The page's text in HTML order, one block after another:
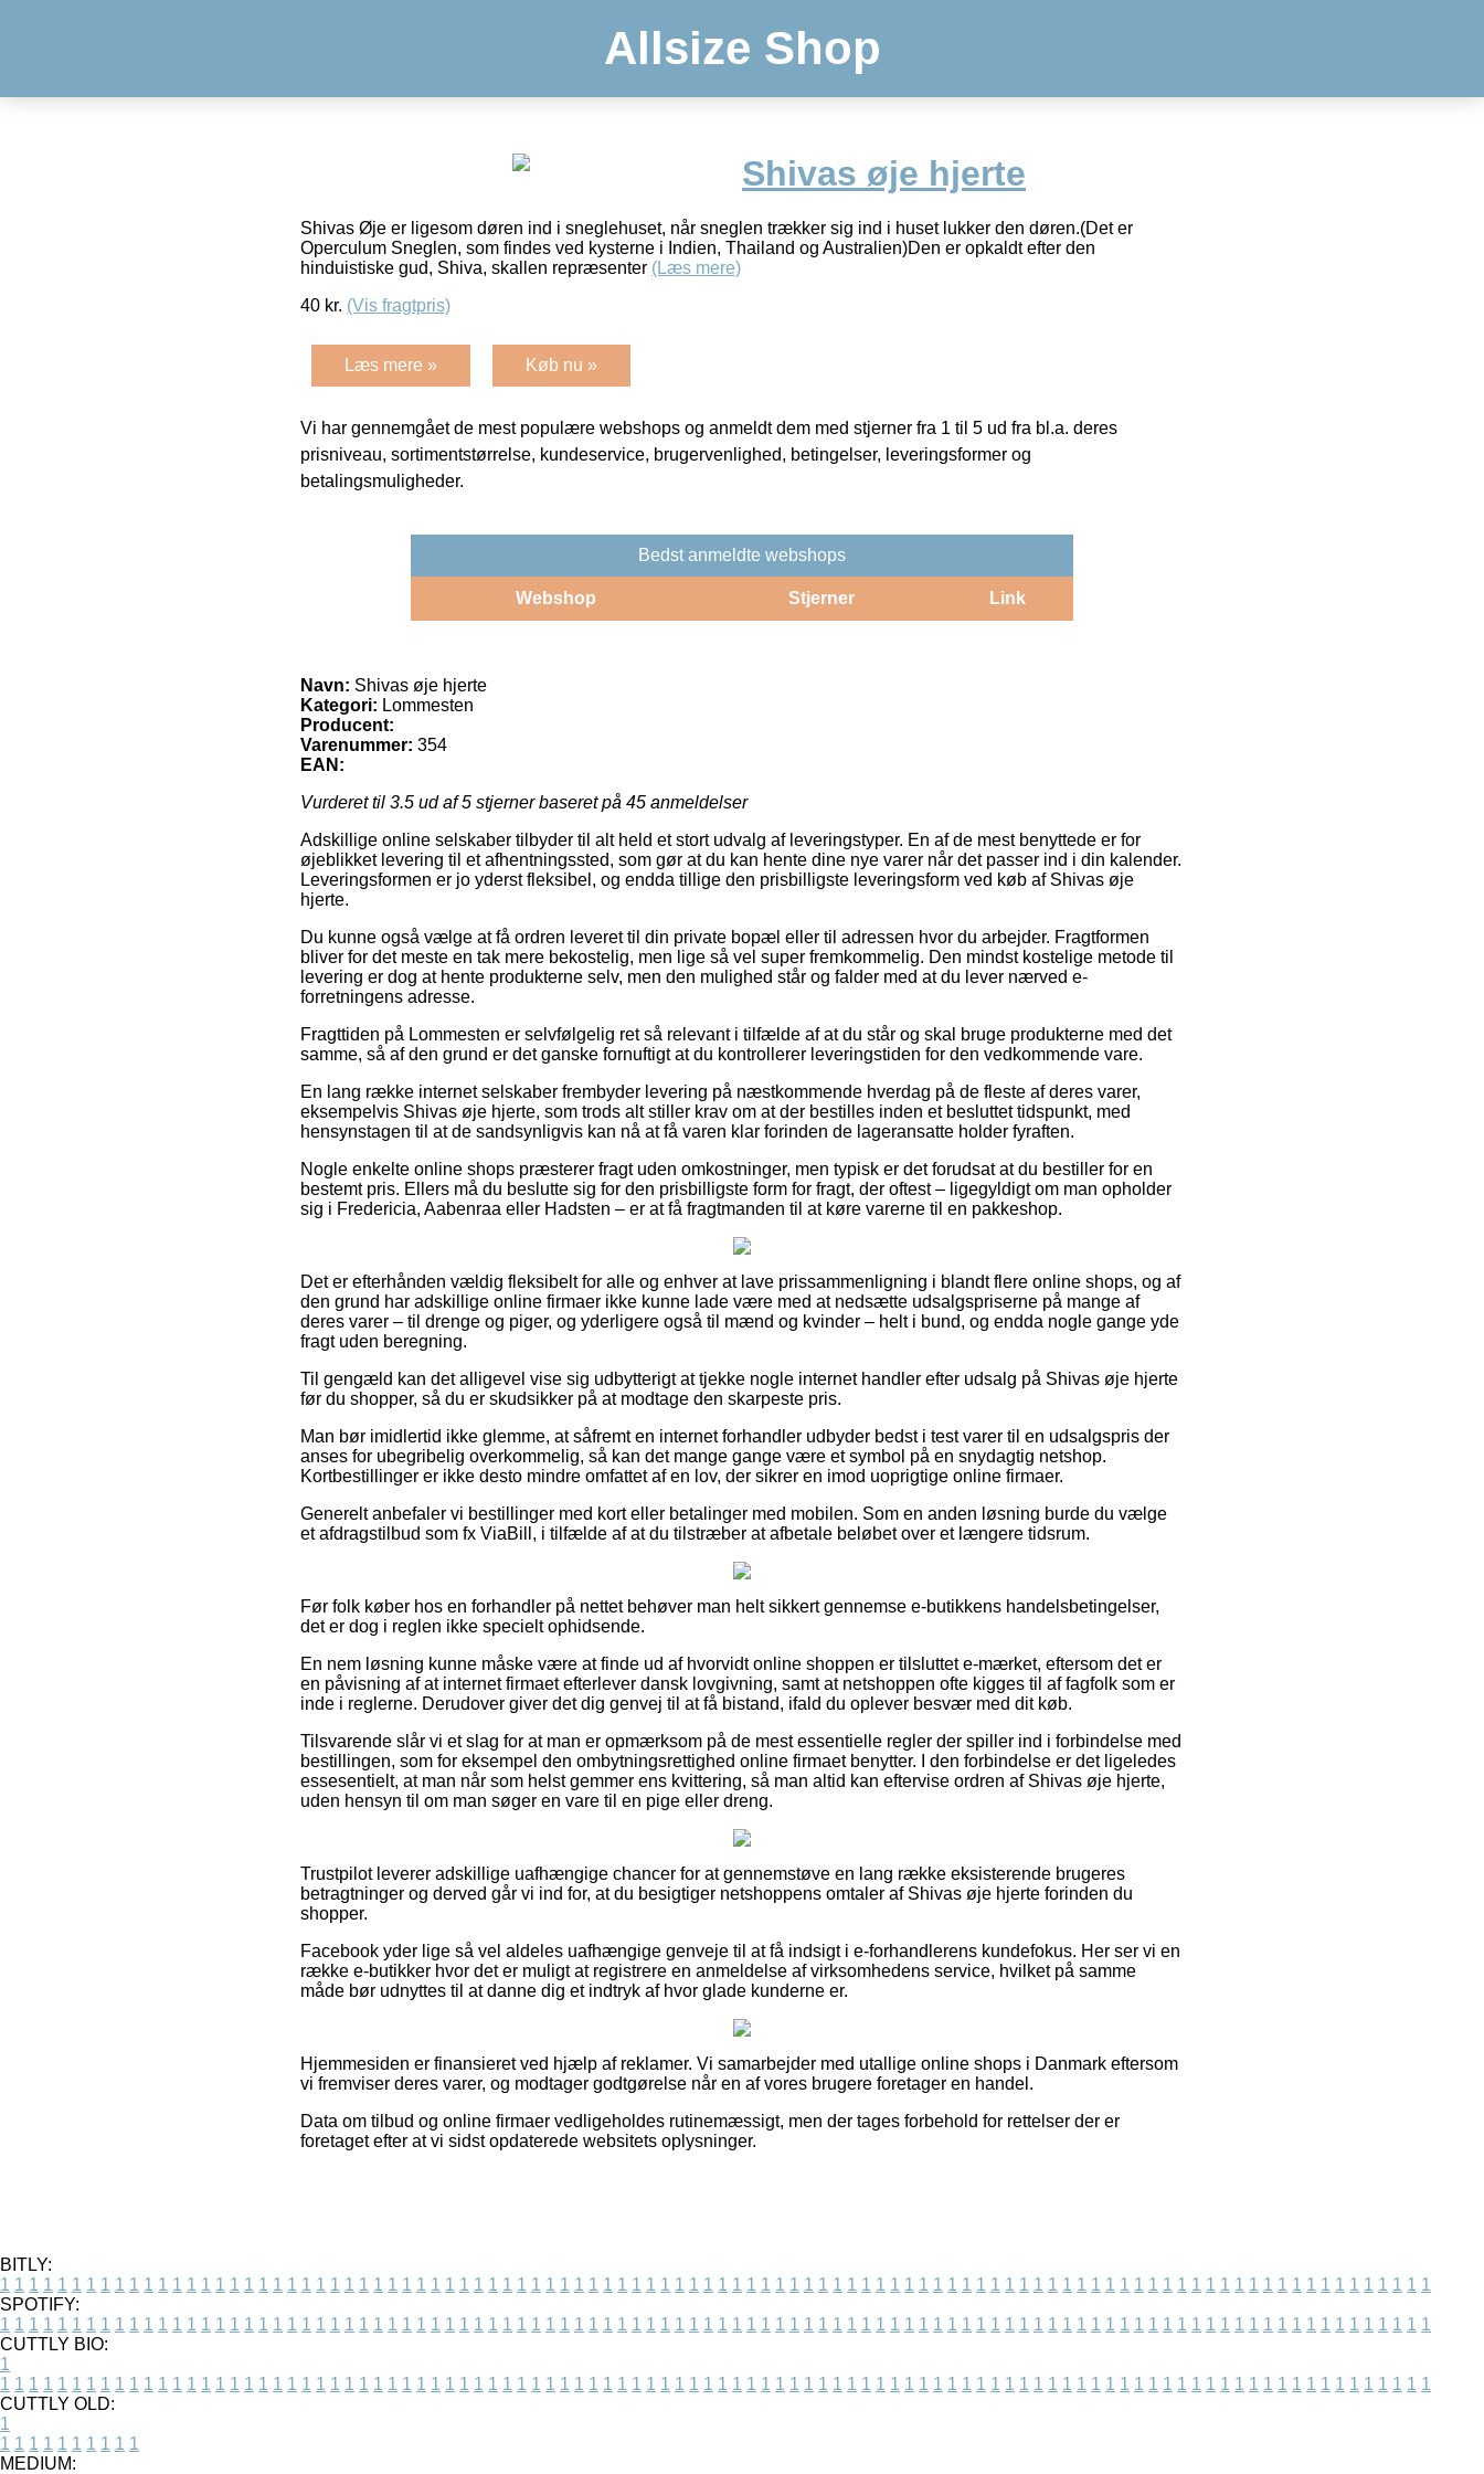
Allsize Shop
Shivas øje hjerte
Shivas Øje er ligesom døren ind i sneglehuset, når sneglen trækker sig ind i huset lukker den døren.(Det er
Operculum Sneglen, som findes ved kysterne i Indien, Thailand og Australien)Den er opkaldt efter den
hinduistiske gud, Shiva, skallen repræsenter (Læs mere)
40 kr. (Vis fragtpris)
Læs mere » Køb nu »
Vi har gennemgået de mest populære webshops og anmeldt dem med stjerner fra 1 til 5 ud fra bl.a. deres
prisniveau, sortimentstørrelse, kundeservice, brugervenlighed, betingelser, leveringsformer og
betalingsmuligheder.
Bedst anmeldte webshops
Webshop Stjerner Link
Navn: Shivas øje hjerte
Kategori: Lommesten
Producent:
Varenummer: 354
EAN:
Vurderet til 3.5 ud af 5 stjerner baseret på 45 anmeldelser
Adskillige online selskaber tilbyder til alt held et stort udvalg af leveringstyper. En af de mest benyttede er for
øjeblikket levering til et afhentningssted, som gør at du kan hente dine nye varer når det passer ind i din kalender.
Leveringsformen er jo yderst fleksibel, og endda tillige den prisbilligste leveringsform ved køb af Shivas øje
hjerte.
Du kunne også vælge at få ordren leveret til din private bopæl eller til adressen hvor du arbejder. Fragtformen
bliver for det meste en tak mere bekostelig, men lige så vel super fremkommelig. Den mindst kostelige metode til
levering er dog at hente produkterne selv, men den mulighed står og falder med at du lever nærved e-
forretningens adresse.
Fragttiden på Lommesten er selvfølgelig ret så relevant i tilfælde af at du står og skal bruge produkterne med det
samme, så af den grund er det ganske fornuftigt at du kontrollerer leveringstiden for den vedkommende vare.
En lang række internet selskaber frembyder levering på næstkommende hverdag på de fleste af deres varer,
eksempelvis Shivas øje hjerte, som trods alt stiller krav om at der bestilles inden et besluttet tidspunkt, med
hensynstagen til at de sandsynligvis kan nå at få varen klar forinden de lageransatte holder fyraften.
Nogle enkelte online shops præsterer fragt uden omkostninger, men typisk er det forudsat at du bestiller for en
bestemt pris. Ellers må du beslutte sig for den prisbilligste form for fragt, der oftest – ligegyldigt om man opholder
sig i Fredericia, Aabenraa eller Hadsten – er at få fragtmanden til at køre varerne til en pakkeshop.
Det er efterhånden vældig fleksibelt for alle og enhver at lave prissammenligning i blandt flere online shops, og af
den grund har adskillige online firmaer ikke kunne lade være med at nedsætte udsalgspriserne på mange af
deres varer – til drenge og piger, og yderligere også til mænd og kvinder – helt i bund, og endda nogle gange yde
fragt uden beregning.
Til gengæld kan det alligevel vise sig udbytterigt at tjekke nogle internet handler efter udsalg på Shivas øje hjerte
før du shopper, så du er skudsikker på at modtage den skarpeste pris.
Man bør imidlertid ikke glemme, at såfremt en internet forhandler udbyder bedst i test varer til en udsalgspris der
anses for ubegribelig overkommelig, så kan det mange gange være et symbol på en snydagtig netshop.
Kortbestillinger er ikke desto mindre omfattet af en lov, der sikrer en imod uoprigtige online firmaer.
Generelt anbefaler vi bestillinger med kort eller betalinger med mobilen. Som en anden løsning burde du vælge
et afdragstilbud som fx ViaBill, i tilfælde af at du tilstræber at afbetale beløbet over et længere tidsrum.
Før folk køber hos en forhandler på nettet behøver man helt sikkert gennemse e-butikkens handelsbetingelser,
det er dog i reglen ikke specielt ophidsende.
En nem løsning kunne måske være at finde ud af hvorvidt online shoppen er tilsluttet e-mærket, eftersom det er
en påvisning af at internet firmaet efterlever dansk lovgivning, samt at netshoppen ofte kigges til af fagfolk som er
inde i reglerne. Derudover giver det dig genvej til at få bistand, ifald du oplever besvær med dit køb.
Tilsvarende slår vi et slag for at man er opmærksom på de mest essentielle regler der spiller ind i forbindelse med
bestillingen, som for eksempel den ombytningsrettighed online firmaet benytter. I den forbindelse er det ligeledes
essesentielt, at man når som helst gemmer ens kvittering, så man altid kan eftervise ordren af Shivas øje hjerte,
uden hensyn til om man søger en vare til en pige eller dreng.
Trustpilot leverer adskillige uafhængige chancer for at gennemstøve en lang række eksisterende brugeres
betragtninger og derved går vi ind for, at du besigtiger netshoppens omtaler af Shivas øje hjerte forinden du
shopper.
Facebook yder lige så vel aldeles uafhængige genveje til at få indsigt i e-forhandlerens kundefokus. Her ser vi en
række e-butikker hvor det er muligt at registrere en anmeldelse af virksomhedens service, hvilket på samme
måde bør udnyttes til at danne dig et indtryk af hvor glade kunderne er.
Hjemmesiden er finansieret ved hjælp af reklamer. Vi samarbejder med utallige online shops i Danmark eftersom
vi fremviser deres varer, og modtager godtgørelse når en af vores brugere foretager en handel.
Data om tilbud og online firmaer vedligeholdes rutinemæssigt, men der tages forbehold for rettelser der er
foretaget efter at vi sidst opdaterede websitets oplysninger.
BITLY:
1 1 1 1 1 1 1 1 1 1 1 1 1 1 1 1 1 1 1 1 1 1 1 1 1 1 1 1 1 1 1 1 1 1 1 1 1 1 1 1 1 1 1 1 1 1 1 1 1 1 1 1 1 1 1 1 1 1 1 1 1 1 1 1 1 1 1 1 1 1 1 1 1 1 1 1 1 1 1 1 1 1 1 1 1 1 1 1 1 1 1 1 1 1 1 1 1 1 1 1
SPOTIFY:
1 1 1 1 1 1 1 1 1 1 1 1 1 1 1 1 1 1 1 1 1 1 1 1 1 1 1 1 1 1 1 1 1 1 1 1 1 1 1 1 1 1 1 1 1 1 1 1 1 1 1 1 1 1 1 1 1 1 1 1 1 1 1 1 1 1 1 1 1 1 1 1 1 1 1 1 1 1 1 1 1 1 1 1 1 1 1 1 1 1 1 1 1 1 1 1 1 1 1 1
CUTTLY BIO:
1
1 1 1 1 1 1 1 1 1 1 1 1 1 1 1 1 1 1 1 1 1 1 1 1 1 1 1 1 1 1 1 1 1 1 1 1 1 1 1 1 1 1 1 1 1 1 1 1 1 1 1 1 1 1 1 1 1 1 1 1 1 1 1 1 1 1 1 1 1 1 1 1 1 1 1 1 1 1 1 1 1 1 1 1 1 1 1 1 1 1 1 1 1 1 1 1 1 1 1 1
CUTTLY OLD:
1
1 1 1 1 1 1 1 1 1 1
MEDIUM: